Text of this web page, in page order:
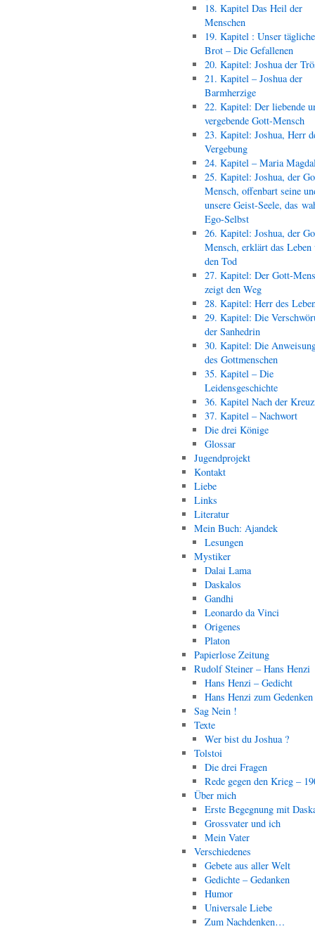
18. Kapitel Das Heil der
Menschen
19. Kapitel : Unser
Brot – Die Gefallenen
20. Kapitel: Joshua der
21. Kapitel – Joshua der
Barmherzige
22. Kapitel: Der liebende
vergebende Gott-Mensch
23. Kapitel: Joshua, Herr
Vergebung
24. Kapitel – Maria
25. Kapitel: Joshua, der
Mensch, offenbart seine
unsere Geist-Seele, das
Ego-Selbst
26. Kapitel: Joshua, der
Mensch, erklärt das Leben
den Tod
27. Kapitel: Der Gott-
zeigt den Weg
28. Kapitel: Herr des
29. Kapitel: Die
der Sanhedrin
30. Kapitel: Die
des Gottmenschen
35. Kapitel – Die
Leidensgeschichte
36. Kapitel Nach der
37. Kapitel – Nachwort
Die drei Könige
Glossar
Jugendprojekt
Kontakt
Liebe
Links
Literatur
Mein Buch: Ajandek
Lesungen
Mystiker
Dalai Lama
Daskalos
Gandhi
Leonardo da Vinci
Origenes
Platon
Papierlose Zeitung
Rudolf Steiner – Hans Henzi
Hans Henzi – Gedicht
Hans Henzi zum Gedenken
Sag Nein !
Texte
Wer bist du Joshua ?
Tolstoi
Die drei Fragen
Rede gegen den Krieg –
Über mich
Erste Begegnung mit
Grossvater und ich
Mein Vater
Verschiedenes
Gebete aus aller Welt
Gedichte – Gedanken
Humor
Universale Liebe
Zum Nachdenken…